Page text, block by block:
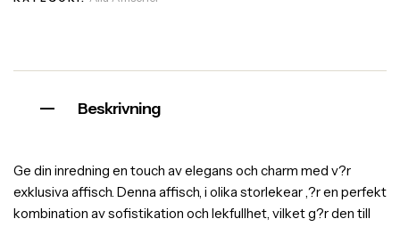
Beskrivning
Ge din inredning en touch av elegans och charm med v?r
exklusiva affisch. Denna affisch, i olika storlekear ,?r en perfekt
kombination av sofistikation och lekfullhet, vilket g?r den till